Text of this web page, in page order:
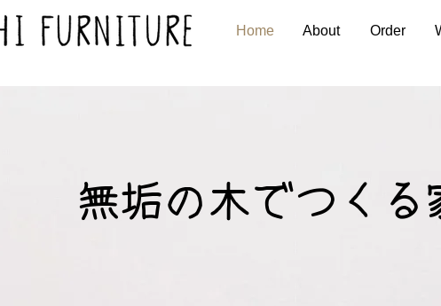
Home About Order
無垢の木でつくる